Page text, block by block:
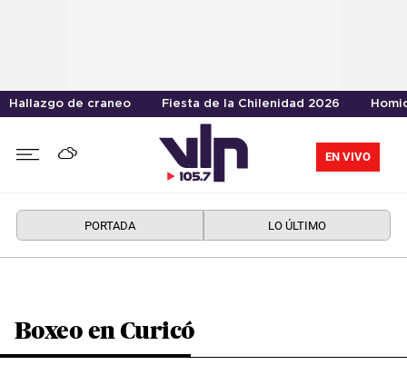
Hallazgo de craneo Fiesta de la Chilenidad 2026
EN VIVO
PORTADA LO ÚLTIMO
Boxeo en Curicó